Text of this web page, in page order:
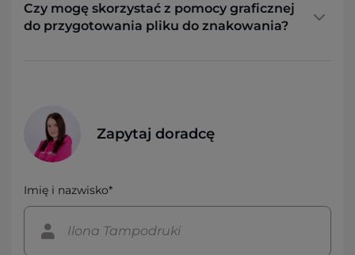
Czy mogę skorzystać z pomocy graficznej
do przygotowania pliku do znakowania?
Zapytaj doradcę
Imię i nazwisko*